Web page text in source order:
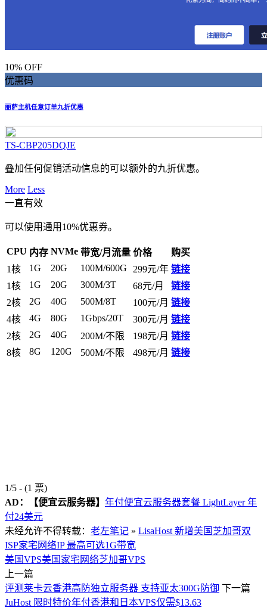
10% OFF
优惠码
丽萨主机任意订单九折优惠
TS-CBP205DQJE
叠加任何促销活动信息的可以额外的九折优惠。
More Less
一直有效
可以使用通用10%优惠券。
CPU 内存 NVMe 带宽/月流量 价格
购买
1核
1G 20G 100M/600G 299元/年 链接
1核
1G 20G 300M/3T 68元/月
链接
2核
2G 40G 500M/8T 100元/月 链接
4核
4G 80G 1Gbps/20T 300元/月 链接
2核
2G 40G 200M/不限 198元/月 链接
8核
8G 120G 500M/不限 498元/月 链接
1/5 - (1 票)
AD：
【便宜云服务器】 年付便宜云服务器套餐 LightLayer 年
付24美元
未经允许不得转载： 老左笔记 » LisaHost 新增美国芝加哥双
ISP家宅网络IP 最高可选1G带宽
美国VPS美国家宅网络芝加哥VPS
上一篇
评测莱卡云香港高防独立服务器 支持亚太300G防御 下一篇
JuHost 限时特价年付香港和日本VPS仅需$13.63